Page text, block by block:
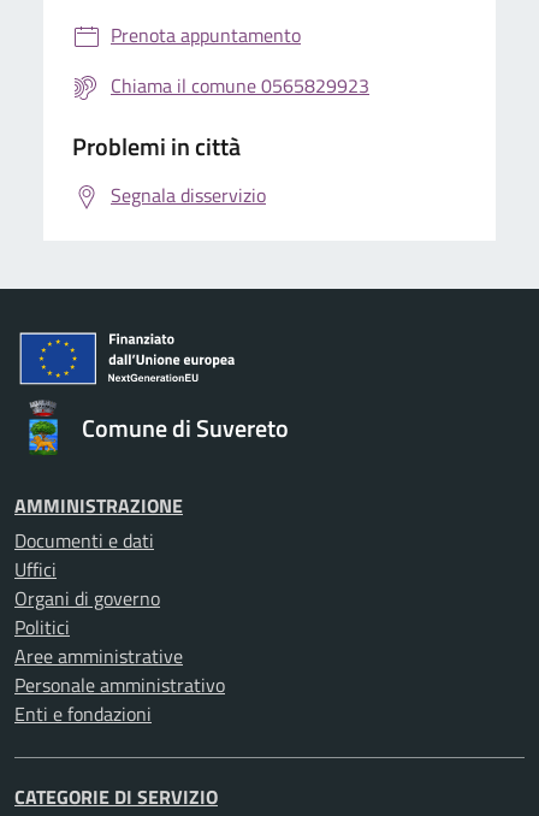
Prenota appuntamento
Chiama il comune 0565829923
Problemi in città
Segnala disservizio
Comune di Suvereto
AMMINISTRAZIONE
Documenti e dati
Uffici
Organi di governo
Politici
Aree amministrative
Personale amministrativo
Enti e fondazioni
CATEGORIE DI SERVIZIO